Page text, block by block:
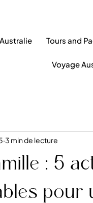
Tours and
Voyage
: 5
pour
3 min de lecture